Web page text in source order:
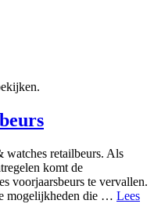
watches retailbeurs. Als
komt de
voorjaarsbeurs te vervallen.
mogelijkheden die … Lees